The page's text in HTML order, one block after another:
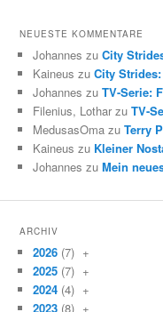
NEUESTE KOMMENTARE
Johannes zuCity
Kaineus zuCity
Johannes zuTV-Serie:
Filenius, Lothar zuTV-
MedusasOma zuTerry
Kaineus zu Kleiner
Johannes zuMein
ARCHIV
2026 (7) +
2025 (7) +
2024 (4) +
2023 (8) +